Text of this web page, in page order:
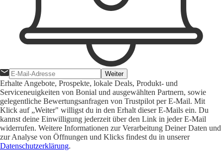
Weiter
Erhalte Angebote, Prospekte, lokale Deals, Produkt- und
Serviceneuigkeiten von Bonial und ausgewählten Partnern, sowie
gelegentliche Bewertungsanfragen von Trustpilot per E-Mail. Mit
Klick auf „Weiter" willigst du in den Erhalt dieser E-Mails ein. Du
kannst deine Einwilligung jederzeit über den Link in jeder E-Mail
widerrufen. Weitere Informationen zur Verarbeitung Deiner Daten und
zur Analyse von Öffnungen und Klicks findest du in unserer
Datenschutzerklärung.